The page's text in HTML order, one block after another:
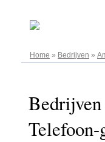
Home » Bedrijven »
Telefoon-